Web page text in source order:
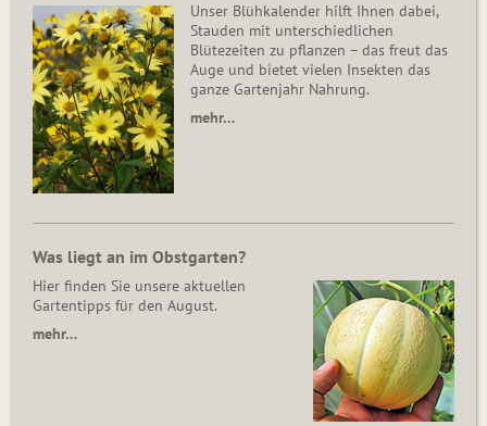
Unser Blühkalender hilft Ihnen dabei,
Stauden mit unterschiedlichen
Blütezeiten zu pflanzen – das freut das
Auge und bietet vielen Insekten das
ganze Gartenjahr Nahrung.
mehr…
Was liegt an im Obstgarten?
Hier finden Sie unsere aktuellen
Gartentipps für den August.
mehr…